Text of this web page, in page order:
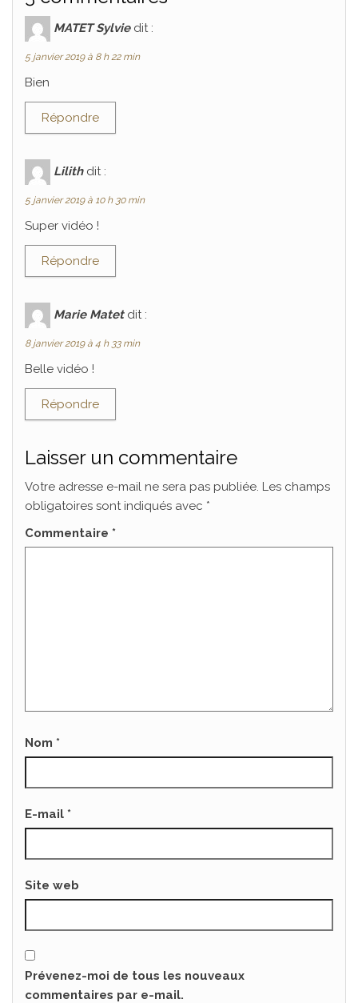
MATET Sylvie dit :
5 janvier 2019 à 8 h 22 min
Bien
Répondre
Lilith dit :
5 janvier 2019 à 10 h 30 min
Super vidéo !
Répondre
Marie Matet dit :
8 janvier 2019 à 4 h 33 min
Belle vidéo !
Répondre
Laisser un commentaire
Votre adresse e-mail ne sera pas publiée. Les champs
obligatoires sont indiqués avec *
Commentaire *
Nom *
E-mail *
Site web
Prévenez-moi de tous les nouveaux
commentaires par e-mail.